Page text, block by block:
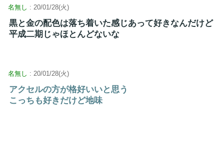
名無し : 20/01/28(火)
黒と金の配色は落ち着いた感じあって好きなんだけど
平成二期じゃほとんどないな
名無し : 20/01/28(火)
アクセルの方が格好いいと思う
こっちも好きだけど地味